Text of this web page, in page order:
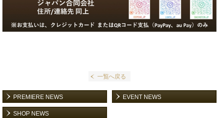
一覧へ戻る
PREMIERE NEWS EVENT NEWS
SHOP NEWS